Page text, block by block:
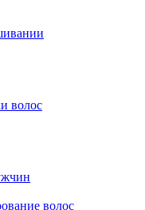
волос
волос